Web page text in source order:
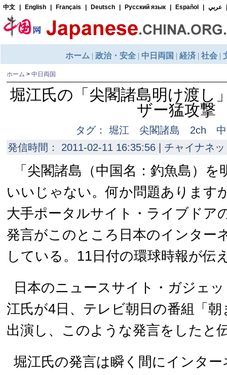
ホーム > 中日両国
堀江氏の「尖閣諸島明け渡し
ザー猛攻撃
タグ： 堀江 尖閣諸島 2ch
発信時間： 2011-02-11 16:35:56 | チャイナネ
「尖閣諸島（中国名：釣魚島）
いいじゃない。何か問題あります
大手ポータルサイト・ライブドア
発言がこのところ日本のインター
している。11日付の環球時報が伝
日本のニュースサイト・ガジェ
江氏が4日、テレビ朝日の番組「
出演し、このような発言をしたと
堀江氏の発言は瞬く間にインタ